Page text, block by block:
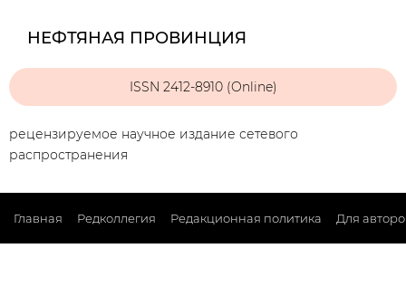
НЕФТЯНАЯ ПРОВИНЦИЯ
ISSN 2412-8910 (Online)
рецензируемое научное издание сетевого
распространения
Главная Редколлегия Редакционная политика Для